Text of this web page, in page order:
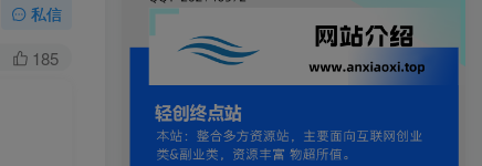
私信
185